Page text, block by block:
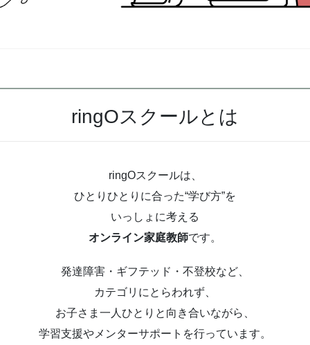
ringOスクールとは
ringOスクールは、
ひとりひとりに合った“学び方”を
いっしょに考える
オンライン家庭教師です。
発達障害・ギフテッド・不登校など、
カテゴリにとらわれず、
お子さま一人ひとりと向き合いながら、
学習支援やメンターサポートを行っています。